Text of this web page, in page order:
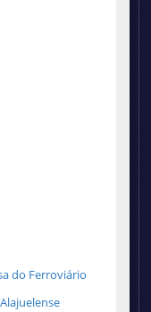
do Ferroviário